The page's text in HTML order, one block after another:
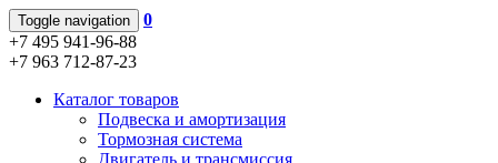
Toggle navigation
0
+7 495 941-96-88
+7 963 712-87-23
Каталог товаров
Подвеска и амортизация
Тормозная система
Двигатель и трансмиссия